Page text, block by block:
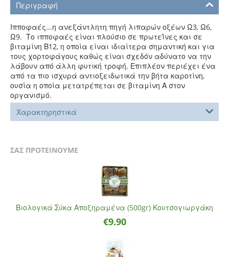
Περιγραφή
Ιπποφαές...η ανεξάντλητη πηγή λιπαρών οξέων Ω3, Ω6,
Ω9. Το ιπποφαές είναι πλούσιο σε πρωτεΐνες και σε
βιταμίνη Β12, η οποία είναι ιδιαίτερα σημαντική και για
τους χορτοφάγους καθώς είναι σχεδόν αδύνατο να την
λάβουν από άλλη φυτική τροφή. Επιπλέον περιέχει ένα
από τα πιο ισχυρά αντιοξειδωτικά την βήτα καροτίνη,
ουσία η οποία μετατρέπεται σε βιταμίνη Α στον
οργανισμό.
Χαρακτηρηστικά
ΣΑΣ ΠΡΟΤΕΙΝΟΥΜΕ
Βιολογικά Σύκα Αποξηραμένα (500gr) Κουτσογιωργάκη
€9.90